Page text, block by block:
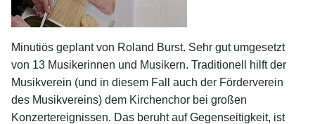
Minutiös geplant von Roland Burst. Sehr gut umgesetzt
von 13 Musikerinnen und Musikern. Traditionell hilft der
Musikverein (und in diesem Fall auch der Förderverein
des Musikvereins) dem Kirchenchor bei großen
Konzertereignissen. Das beruht auf Gegenseitigkeit, ist